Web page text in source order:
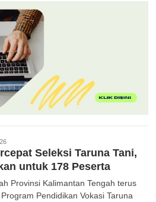
Seleksi Taruna Tani,
untuk 178 Peserta
Provinsi Kalimantan Tengah terus
Pendidikan Vokasi Taruna